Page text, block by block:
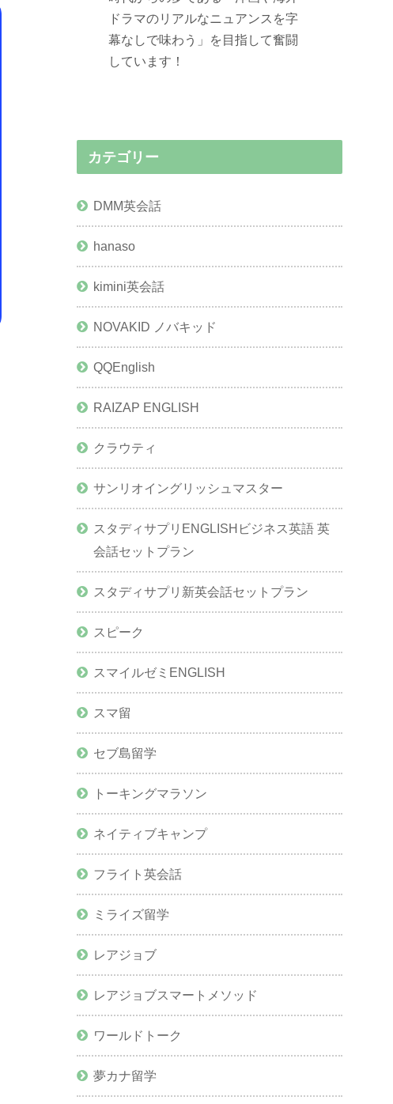
ドラマのリアルなニュアンスを字
幕なしで味わう」を目指して奮闘
しています！
カテゴリー
DMM英会話
hanaso
kimini英会話
NOVAKID ノバキッド
QQEnglish
RAIZAP ENGLISH
クラウティ
サンリオイングリッシュマスター
スタディサプリENGLISHビジネス英語 英
会話セットプラン
スタディサプリ新英会話セットプラン
スピーク
スマイルゼミENGLISH
スマ留
セブ島留学
トーキングマラソン
ネイティブキャンプ
フライト英会話
ミライズ留学
レアジョブ
レアジョブスマートメソッド
ワールドトーク
夢カナ留学